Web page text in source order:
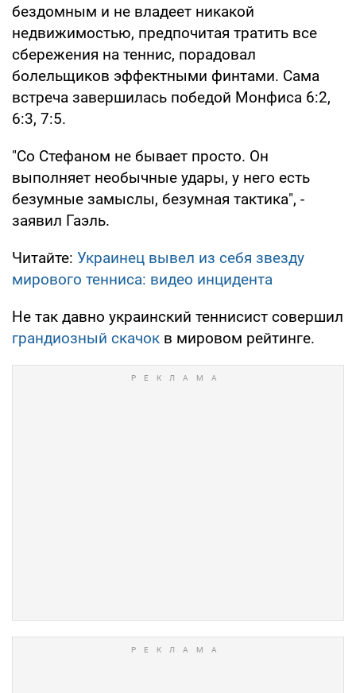
бездомным и не владеет никакой
недвижимостью, предпочитая тратить все
сбережения на теннис, порадовал
болельщиков эффектными финтами. Сама
встреча завершилась победой Монфиса 6:2,
6:3, 7:5.
"Со Стефаном не бывает просто. Он
выполняет необычные удары, у него есть
безумные замыслы, безумная тактика", -
заявил Гаэль.
Читайте: Украинец вывел из себя звезду
мирового тенниса: видео инцидента
Не так давно украинский теннисист совершил
грандиозный скачок в мировом рейтинге.